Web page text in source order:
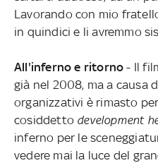
Lavorando con mio
in quindici e li avremmo
All'inferno e ritorno - Il
già nel 2008, ma a causa
organizzativi è rimasto
cosiddetto development
inferno per le
vedere mai la luce del